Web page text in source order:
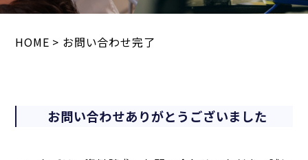
HOME > お問い合わせ完了
お問い合わせありがとうございました